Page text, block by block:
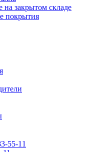
на закрытом складе
покрытия
55-11